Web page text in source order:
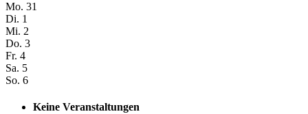
Mo. 31
Di. 1
Mi. 2
Do. 3
Fr. 4
Sa. 5
So. 6
Keine Veranstaltungen